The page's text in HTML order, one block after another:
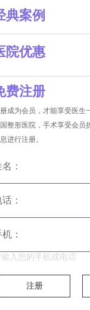
典案例
院优惠
费注册
成为会员，才能享受医生
整形医院，手术享受会员
进行注册。
：
：
：
输入您的手机或电话
注册